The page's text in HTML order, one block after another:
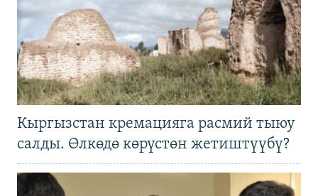
Кыргызстан кремацияга расмий тыюу
салды. Өлкөдө көрүстөн жетиштүүбү?